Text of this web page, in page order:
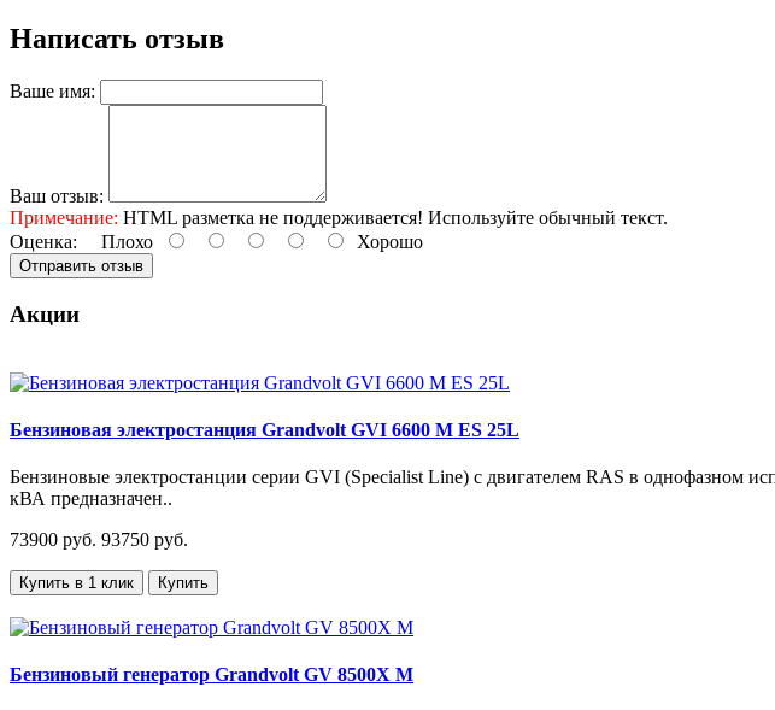
Написать отзыв
Ваше имя:
Ваш отзыв:
Примечание: HTML разметка не поддерживается! Используйте обычный текст.
Оценка: Плохо Хорошо
Отправить отзыв
Акции
Бензиновая электростанция Grandvolt GVI 6600 M ES 25L
Бензиновые электростанции серии GVI (Specialist Line) с двигателем RAS в
кВА предназначен..
73900 руб. 93750 руб.
Купить в 1 клик Купить
Бензиновый генератор Grandvolt GV 8500X M